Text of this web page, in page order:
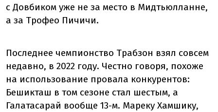
с Довбиком уже не за место в Мидтьюлланне,
а за Трофео Пичичи.
Последнее чемпионство Трабзон взял совсем
недавно, в 2022 году. Честно говоря, похоже
на использование провала конкурентов:
Бешикташ в том сезоне стал шестым, а
Галатасарай вообще 13-м. Мареку Хамшику,